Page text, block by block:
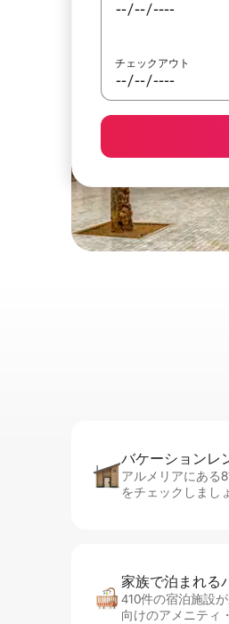
チェックアウト
バケーションレ⁠
アルメリアにある
をチェックしまし
家族で泊まれる
410件の宿泊施設
向けのアメニティ